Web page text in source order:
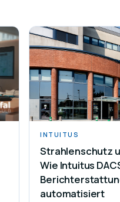
INTUITUS
Strahlenschutz
Wie Intuitus
automatisiert